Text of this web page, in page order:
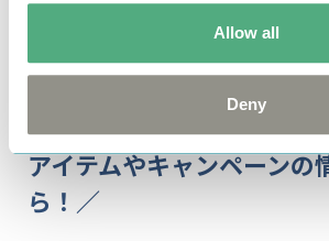
Allow all
Deny
＼ムーミンショップ ギン
アイテムやキャンペーンの
ら！／